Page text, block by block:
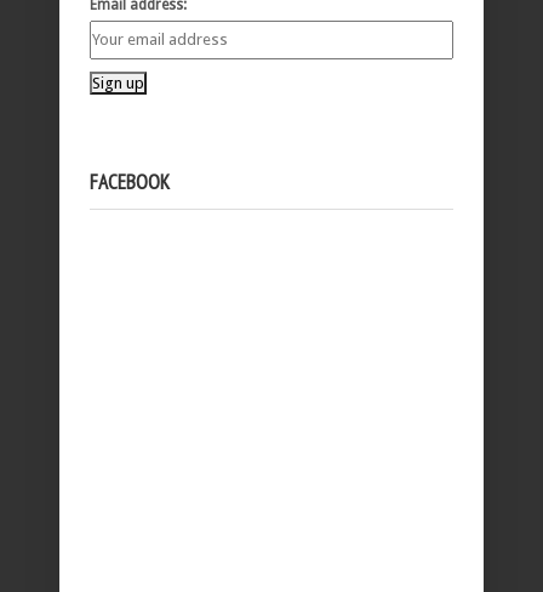
Email address:
FACEBOOK